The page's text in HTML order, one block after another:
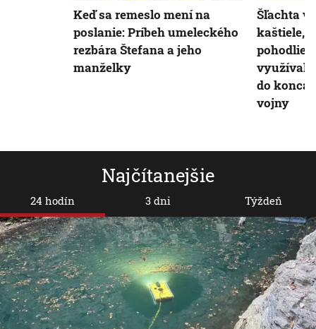
Najčítanejšie
24 hodín 3 dni Týždeň
Keď sa remeslo mení na
poslanie: Príbeh umeleckého
rezbára Štefana a jeho
manželky
Šľachta
kaštiele,
pohodlie:
využívali
do konca
vojny